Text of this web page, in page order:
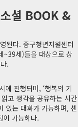
셜 BOOK &
된다. 중구청년지원센터
~39세)들을 대상으로 상
.
에 진행되며, ‘행복의 기
고 생각을 공유하는 시간
있는 대화가 가능하며, 센
이 가능하다.